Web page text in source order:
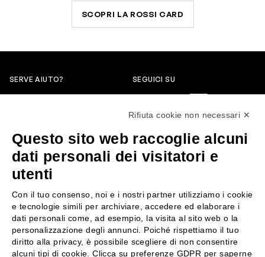
SCOPRI LA ROSSI CARD
SERVE AIUTO?
servizioclienti@rossiprofumi.it
SEGUICI SU
SERVIZIO CLIENTI
Resi e rimborsi
Pagamenti
Spedizione
Condizioni generali di vendita
Chi siamo
Contattaci
Negozi
Attiva la Rossi Card
Rifiuta cookie non necessari ✕
Questo sito web raccoglie alcuni
dati personali dei visitatori e
utenti
Con il tuo consenso, noi e i nostri partner utilizziamo i cookie
e tecnologie simili per archiviare, accedere ed elaborare i
dati personali come, ad esempio, la visita al sito web o la
personalizzazione degli annunci. Poiché rispettiamo il tuo
diritto alla privacy, è possibile scegliere di non consentire
alcuni tipi di cookie. Clicca su preferenze GDPR per saperne